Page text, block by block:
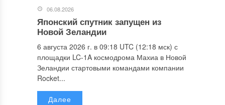
06.08.2026
Японский спутник запущен из
Новой Зеландии
6 августа 2026 г. в 09:18 UTC (12:18 мск) с
площадки LC-1A космодрома Махиа в Новой
Зеландии стартовыми командами компании
Rocket...
Далее